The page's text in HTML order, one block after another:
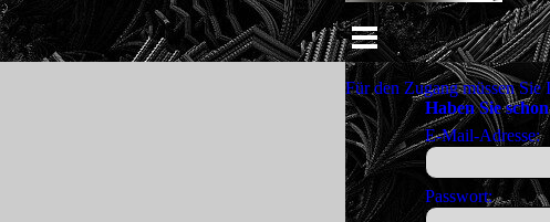
Menü überspringen
Für den Zugang müssen
Haben Sie
E-Mail-Adresse:
Passwort: